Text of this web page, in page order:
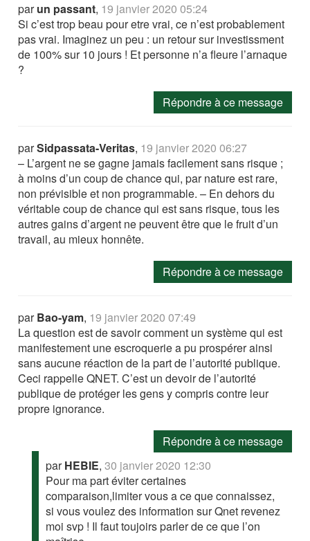
parun passant, 19 janvier 2020 05:24
Si c’est trop beau pour etre vrai, ce n’est probablement
pas vrai. Imaginez un peu : un retour sur investissment
de 100% sur 10 jours ! Et personne n’a fleure l’arnaque
?
Répondre à ce message
parSidpassata-Veritas, 19 janvier 2020 06:27
– L’argent ne se gagne jamais facilement sans risque ;
à moins d’un coup de chance qui, par nature est rare,
non prévisible et non programmable. – En dehors du
véritable coup de chance qui est sans risque, tous les
autres gains d’argent ne peuvent être que le fruit d’un
travail, au mieux honnête.
Répondre à ce message
parBao-yam, 19 janvier 2020 07:49
La question est de savoir comment un système qui est
manifestement une escroquerie a pu prospérer ainsi
sans aucune réaction de la part de l’autorité publique.
Ceci rappelle QNET. C’est un devoir de l’autorité
publique de protéger les gens y compris contre leur
propre ignorance.
Répondre à ce message
parHEBIE,30 janvier 2020 12:30
Pour ma part éviter certaines
comparaison,limiter vous a ce que connaissez,
si vous voulez des information sur Qnet revenez
moi svp ! Il faut toujoirs parler de ce que l’on